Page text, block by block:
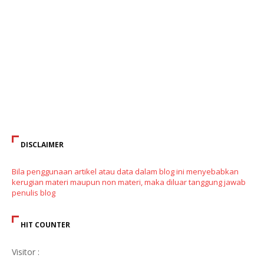
DISCLAIMER
Bila penggunaan artikel atau data dalam blog ini menyebabkan
kerugian materi maupun non materi, maka diluar tanggung jawab
penulis blog
HIT COUNTER
Visitor :